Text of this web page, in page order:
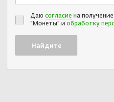
Даю согласие на
"Монеты" и обработку